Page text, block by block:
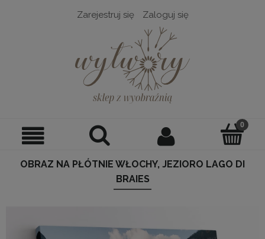
Zarejestruj się Zaloguj się
OBRAZ NA PŁÓTNIE WŁOCHY, JEZIORO LAGO DI
BRAIES